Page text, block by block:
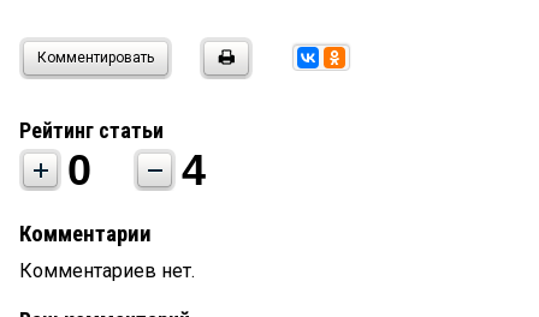
Комментировать
Рейтинг статьи
0 4
Комментарии
Комментариев нет.